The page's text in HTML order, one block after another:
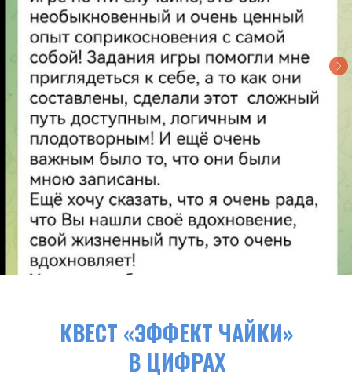
КВЕСТ «ЭФФЕКТ ЧАЙКИ»
В ЦИФРАХ